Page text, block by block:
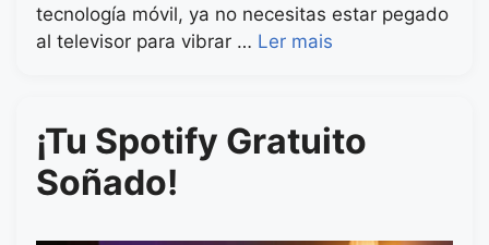
tecnología móvil, ya no necesitas estar pegado
al televisor para vibrar … Ler mais
¡Tu Spotify Gratuito
Soñado!